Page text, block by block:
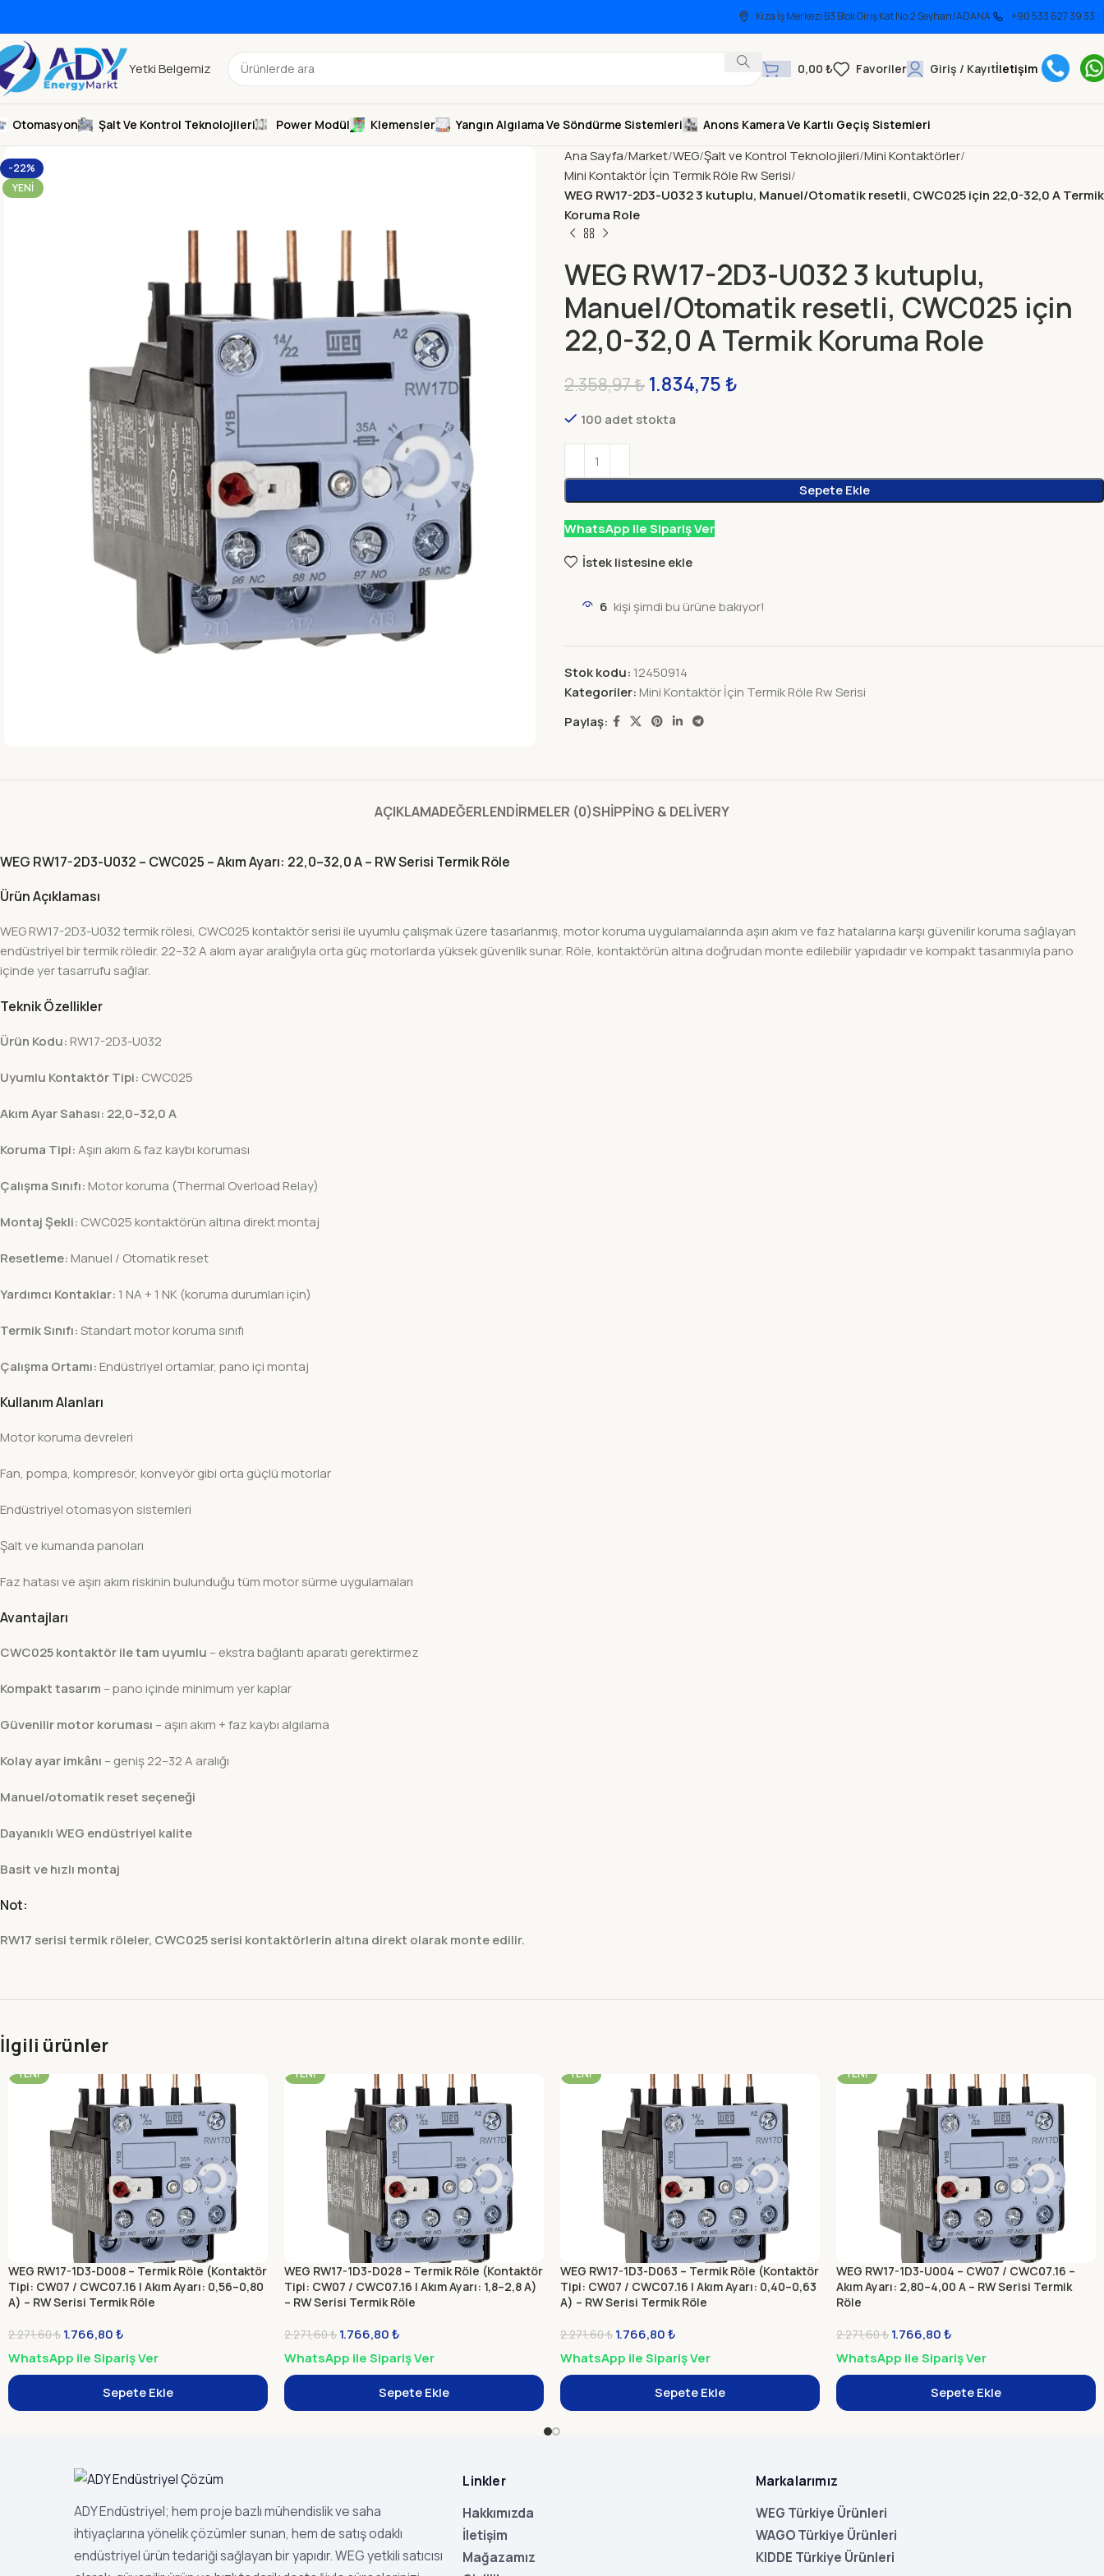
Kiza İş Merkezi B3 Blok Giriş Kat No:2 Seyhan/ADANA +90 533 627 39 33
Yetki Belgemiz 0,00 ₺ Giriş / Kayıtİletişim
Otomasyon Şalt Ve Kontrol Teknolojileri Power Modül Klemensler Yangın Algılama Ve Söndürme Sistemleri Anons Kamera Ve Kartlı Geçiş Sistemleri
-22%
YENI
Ana Sayfa Market WEG Şalt ve Kontrol Teknolojileri Mini Kontaktörler
Mini Kontaktör İçin Termik Röle Rw Serisi
WEG RW17-2D3-U032 3 kutuplu, Manuel/Otomatik resetli, CWC025 için 22,0-32,0 A Termik
Koruma Role
WEG RW17-2D3-U032 3 kutuplu,
Manuel/Otomatik resetli, CWC025 için
22,0-32,0 A Termik Koruma Role
2.358,97₺ 1.834,75 ₺
100 adet stokta
Sepete Ekle
WhatsApp ile Sipariş Ver
İstek listesine ekle
6 kişi şimdi bu ürüne bakıyor!
Stok kodu: 12450914
Kategoriler: Mini Kontaktör İçin Termik Röle Rw Serisi
Paylaş:
AÇIKLAMADEĞERLENDIRMELER (0)SHIPPING & DELIVERY
WEG RW17-2D3-U032 – CWC025 – Akım Ayarı: 22,0–32,0 A – RW Serisi Termik Röle
Ürün Açıklaması
WEG RW17-2D3-U032 termik rölesi, CWC025 kontaktör serisi ile uyumlu çalışmak üzere tasarlanmış, motor koruma uygulamalarında aşırı akım ve faz hatalarına karşı güvenilir koruma sağlayan
endüstriyel bir termik röledir. 22–32 A akım ayar aralığıyla orta güç motorlarda yüksek güvenlik sunar. Röle, kontaktörün altına doğrudan monte edilebilir yapıdadır ve kompakt tasarımıyla pano
içinde yer tasarrufu sağlar.
Teknik Özellikler
Ürün Kodu: RW17-2D3-U032
Uyumlu Kontaktör Tipi: CWC025
Akım Ayar Sahası: 22,0–32,0 A
Koruma Tipi:Aşırı akım & faz kaybı koruması
Çalışma Sınıfı: Motor koruma (Thermal Overload Relay)
Montaj Şekli: CWC025 kontaktörün altına direkt montaj
Resetleme: Manuel / Otomatik reset
Yardımcı Kontaklar: 1 NA + 1 NK (koruma durumları için)
Termik Sınıfı:Standart motor koruma sınıfı
Çalışma Ortamı: Endüstriyel ortamlar, pano içi montaj
Kullanım Alanları
Motor koruma devreleri
Fan, pompa, kompresör, konveyör gibi orta güçlü motorlar
Endüstriyel otomasyon sistemleri
Şalt ve kumanda panoları
Faz hatası ve aşırı akım riskinin bulunduğu tüm motor sürme uygulamaları
Avantajları
CWC025 kontaktör ile tam uyumlu – ekstra bağlantı aparatı gerektirmez
Kompakt tasarım – pano içinde minimum yer kaplar
Güvenilir motor koruması – aşırı akım + faz kaybı algılama
Kolay ayar imkânı – geniş 22–32 A aralığı
Manuel/otomatik reset seçeneği
Dayanıklı WEG endüstriyel kalite
Basit ve hızlı montaj
Not:
RW17 serisi termik röleler, CWC025 serisi kontaktörlerin altına direkt olarak monte edilir.
İlgili ürünler
-22%
YENI
WEG RW17-1D3-D008 – Termik Röle (Kontaktör
Tipi: CW07 / CWC07.16 | Akım Ayarı: 0,56–0,80
A) – RW Serisi Termik Röle
2.271,60₺ 1.766,80₺
WhatsApp ile Sipariş Ver
Sepete Ekle
YENI
WEG RW17-1D3-D028 – Termik Röle (Kontaktör
Tipi: CW07 / CWC07.16 | Akım Ayarı: 1,8–2,8 A)
– RW Serisi Termik Röle
2.271,60₺ 1.766,80₺
WhatsApp ile Sipariş Ver
Sepete Ekle
YENI
WEG RW17-1D3-D063 – Termik Röle (Kontaktör
Tipi: CW07 / CWC07.16 | Akım Ayarı: 0,40–0,63
A) – RW Serisi Termik Röle
2.271,60₺ 1.766,80₺
WhatsApp ile Sipariş Ver
Sepete Ekle
YENI
WEG RW17-1D3-U004 – CW07 / CWC07.16 –
Akım Ayarı: 2,80–4,00 A – RW Serisi Termik
Röle
2.271,60₺ 1.766,80₺
WhatsApp ile Sipariş Ver
Sepete Ekle
ADY Endüstriyel; hem proje bazlı mühendislik ve saha
ihtiyaçlarına yönelik çözümler sunan, hem de satış odaklı
endüstriyel ürün tedariği sağlayan bir yapıdır. WEG yetkili satıcısı
Linkler
Hakkımızda
İletişim
Mağazamız
Markalarımız
WEG Türkiye Ürünleri
WAGO Türkiye Ürünleri
KIDDE Türkiye Ürünleri